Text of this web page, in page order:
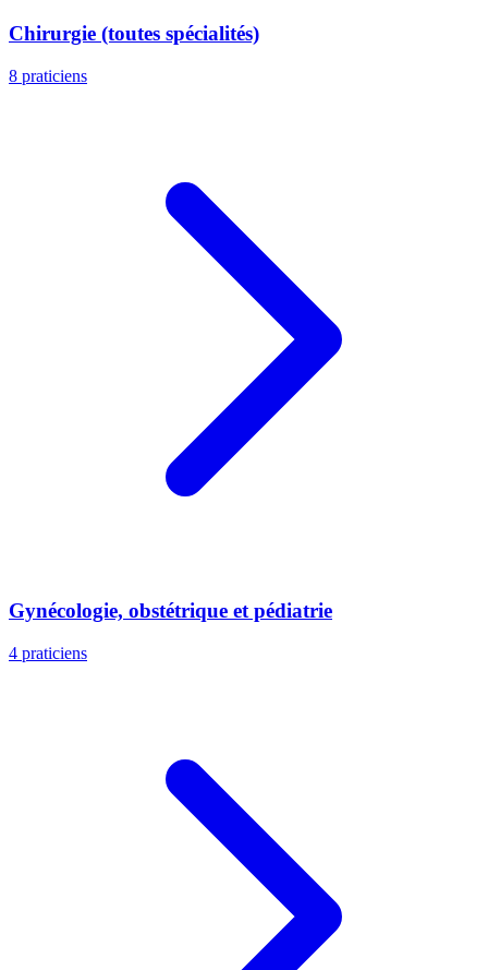
Chirurgie (toutes spécialités)
8 praticiens
Gynécologie, obstétrique et pédiatrie
4 praticiens